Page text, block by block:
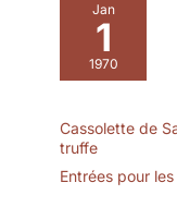
Jan
1
1970
Cassolette de
truffe
Entrées pour